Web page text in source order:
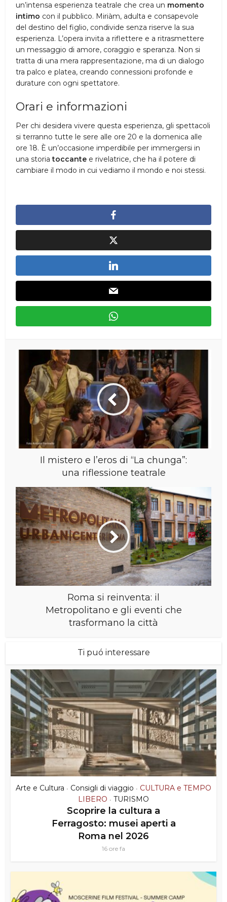
un’intensa esperienza teatrale che crea un momento
intimo con il pubblico. Miriàm, adulta e consapevole
del destino del figlio, condivide senza riserve la sua
esperienza. L’opera invita a riflettere e a ritrasmettere
un messaggio di amore, coraggio e speranza. Non si
tratta di una mera rappresentazione, ma di un dialogo
tra palco e platea, creando connessioni profonde e
durature con ogni spettatore.
Orari e informazioni
Per chi desidera vivere questa esperienza, gli spettacoli
si terranno tutte le sere alle ore 20 e la domenica alle
ore 18. È un’occasione imperdibile per immergersi in
una storiatoccante e rivelatrice, che ha il potere di
cambiare il modo in cui vediamo il mondo e noi stessi.
Il mistero e l’eros di “La chunga”:
una riflessione teatrale
Roma si reinventa: il
Metropolitano e gli eventi che
trasformano la città
Ti puó interessare
Arte e Cultura • Consigli di viaggio • CULTURA e TEMPO
LIBERO • TURISMO
Scoprire la cultura a
Ferragosto: musei aperti a
Roma nel 2026
16 ore fa